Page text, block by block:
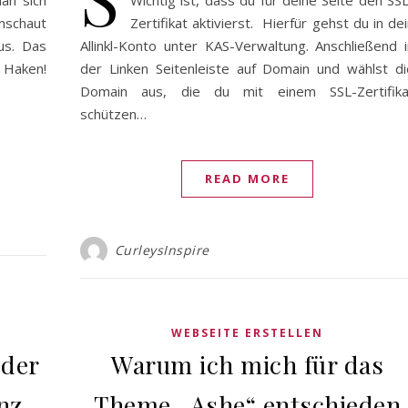
Das
Zertifikat aktivierst. Hierfür gehst du in
Allinkl-Konto unter KAS-Verwaltung. Anschließend
der Linken Seitenleiste auf Domain und wählst
Domain aus, die du mit einem SSL-
schützen…
READ MORE
CurleysInspire
WEBSEITE ERSTELLEN
Warum ich mich für das